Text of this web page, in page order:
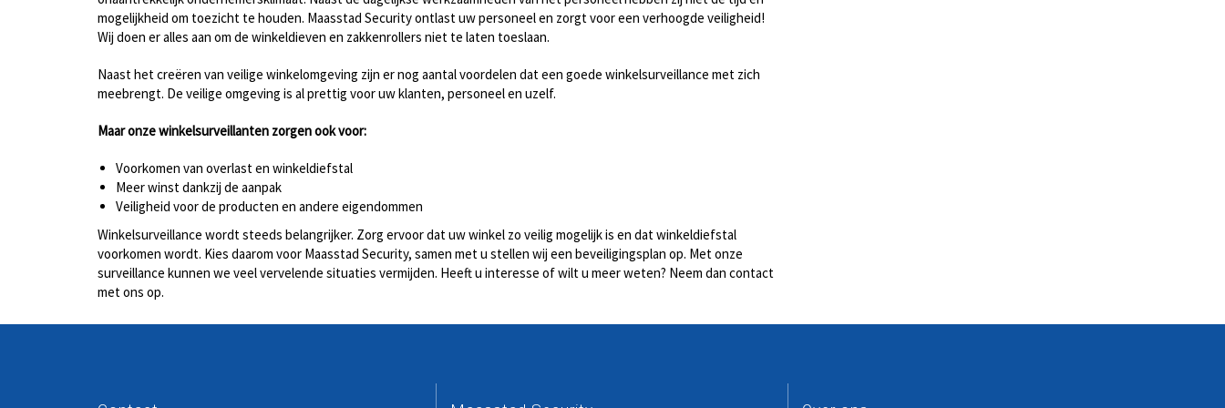
mogelijkheid om toezicht te houden. Maasstad Security ontlast uw personeel en zorgt voor een verhoogde veiligheid!
Wij doen er alles aan om de winkeldieven en zakkenrollers niet te laten toeslaan.
Naast het creëren van veilige winkelomgeving zijn er nog aantal voordelen dat een goede winkelsurveillance met zich
meebrengt. De veilige omgeving is al prettig voor uw klanten, personeel en uzelf.
Maar onze winkelsurveillanten zorgen ook voor:
Voorkomen van overlast en winkeldiefstal
Meer winst dankzij de aanpak
Veiligheid voor de producten en andere eigendommen
Winkelsurveillance wordt steeds belangrijker. Zorg ervoor dat uw winkel zo veilig mogelijk is en dat winkeldiefstal
voorkomen wordt. Kies daarom voor Maasstad Security, samen met u stellen wij een beveiligingsplan op. Met onze
surveillance kunnen we veel vervelende situaties vermijden. Heeft u interesse of wilt u meer weten? Neem dan contact
met ons op.